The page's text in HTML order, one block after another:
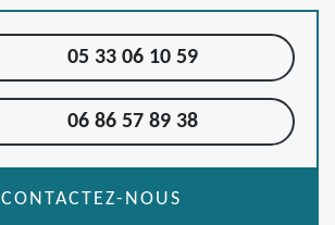
05 33 06 10 59
06 86 57 89 38
CONTACTEZ-NOUS